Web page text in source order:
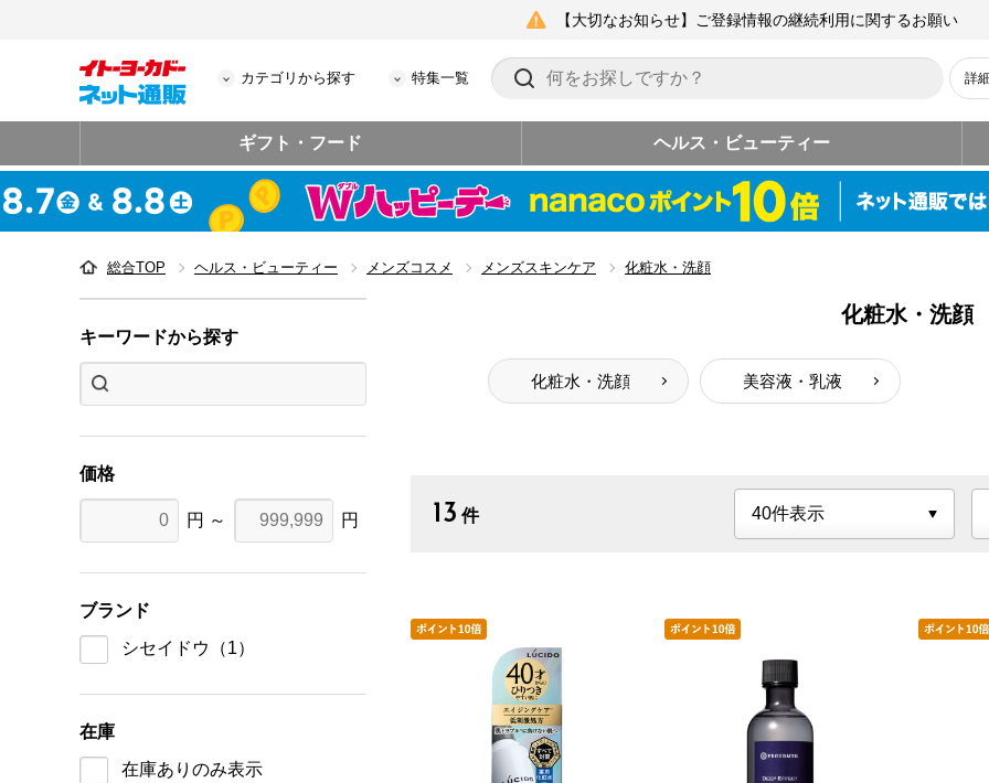
【大切なお知らせ】ご登録情報の継続利用に関するお願い
カテゴリから探す 特集一覧 詳
ギフト・フード ヘルス・ビューティー
総合TOP ヘルス・ビューティー メンズコスメ メンズスキンケア 化粧水・洗顔
キーワードから探す
価格
円 ～ 円
ブランド
シセイドウ
（1）
在庫
在庫ありのみ表示
化粧水・洗顔
化粧水・洗顔 美容液・乳液
13 件